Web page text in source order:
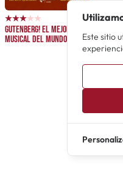
Gutenberg! El mejor
musical del mundo
Este sitio